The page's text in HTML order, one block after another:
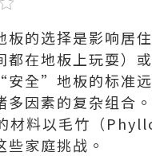
板的选择是影响居
都在地板上玩耍）
全”地板的标准
多因素的复杂组合
料以毛竹（
家庭挑战。